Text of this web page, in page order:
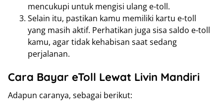
mencukupi untuk mengisi ulang e-toll.
Selain itu, pastikan kamu memiliki kartu e-toll
yang masih aktif. Perhatikan juga sisa saldo e-toll
kamu, agar tidak kehabisan saat sedang
perjalanan.
Cara Bayar eToll Lewat Livin Mandiri
Adapun caranya, sebagai berikut: